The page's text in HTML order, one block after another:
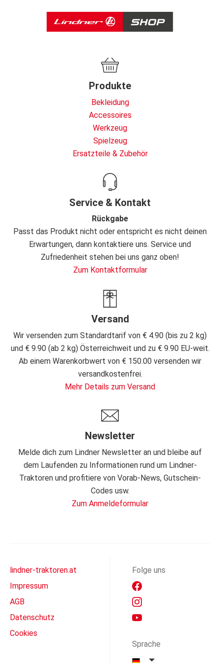
Produkte
Bekleidung
Accessoires
Werkzeug
Spielzeug
Ersatzteile & Zubehör
Service & Kontakt
Rückgabe
Passt das Produkt nicht oder entspricht es nicht deinen
Erwartungen, dann kontaktiere uns. Service und
Zufriedenheit stehen bei uns ganz oben!
Zum Kontaktformular
Versand
Wir versenden zum Standardtarif von € 4.90 (bis zu 2 kg)
und € 9.90 (ab 2 kg) Österreichweit und zu € 9.90 EU-weit.
Ab einem Warenkorbwert von € 150.00 versenden wir
versandkostenfrei.
Mehr Details zum Versand
Newsletter
Melde dich zum Lindner Newsletter an und bleibe auf
dem Laufenden zu Informationen rund um Lindner-
Traktoren und profitiere von Vorab-News, Gutschein-
Codes usw.
Zum Anmeldeformular
lindner-traktoren.at
Impressum
AGB
Datenschutz
Cookies
Folge uns
Sprache